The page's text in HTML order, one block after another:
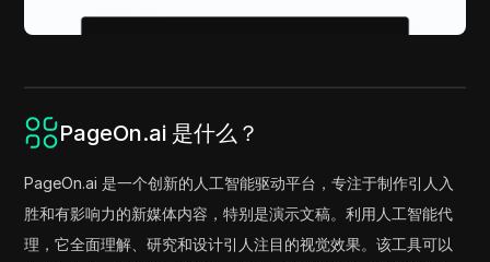
PageOn.ai 是什么？
PageOn.ai 是一个创新的人工智能驱动平台，专注于制作引人入
胜和有影响力的新媒体内容，特别是演示文稿。利用人工智能代
理，它全面理解、研究和设计引人注目的视觉效果。该工具可以